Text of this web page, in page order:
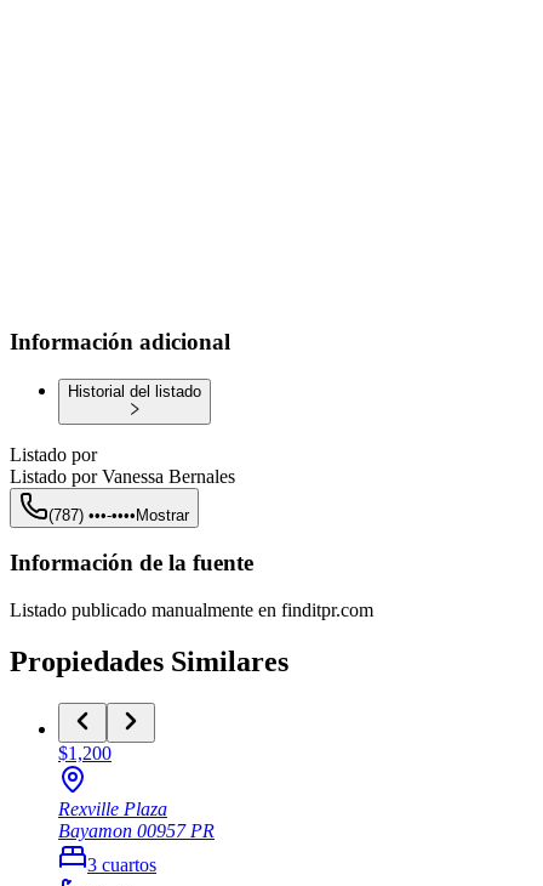
Información adicional
Historial del listado
Listado por
Listado por Vanessa Bernales
(787) •••-••••Mostrar
Información de la fuente
Listado publicado manualmente en finditpr.com
Propiedades Similares
$1,200
Rexville Plaza
Bayamon 00957PR
3 cuartos